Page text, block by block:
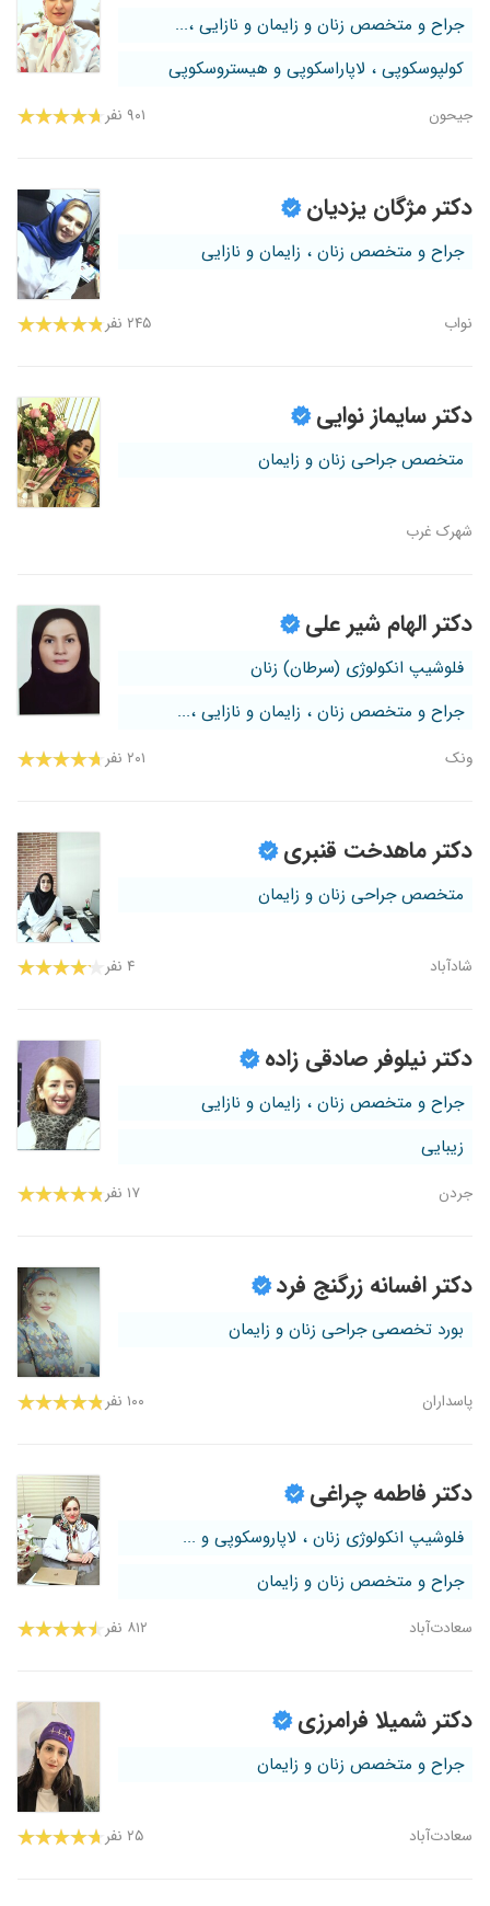
جراح و متخصص زنان و زایمان و نازایی ،...
کولپوسکوپی ، لاپاراسکوپی و هیستروسکوپی
جیحون ۹۰۱ نفر
دکتر مژگان یزدیان
جراح و متخصص زنان ، زایمان و نازایی
نواب ۲۴۵ نفر
دکتر سایماز نوایی
متخصص جراحی زنان و زایمان
شهرک غرب
دکتر الهام شیر علی
فلوشیپ انکولوژی (سرطان) زنان
جراح و متخصص زنان ، زایمان و نازایی ،...
ونک ۲۰۱ نفر
دکتر ماهدخت قنبری
متخصص جراحی زنان و زایمان
شادآباد ۴ نفر
دکتر نیلوفر صادقی زاده
جراح و متخصص زنان ، زایمان و نازایی
زیبایی
جردن ۱۷ نفر
دکتر افسانه زرگنج فرد
بورد تخصصی جراحی زنان و زایمان
پاسداران ۱۰۰ نفر
دکتر فاطمه چراغی
فلوشیپ انکولوژی زنان ، لاپاروسکوپی و ...
جراح و متخصص زنان و زایمان
سعادت‌آباد ۸۱۲ نفر
دکتر شمیلا فرامرزی
جراح و متخصص زنان و زایمان
سعادت‌آباد ۲۵ نفر